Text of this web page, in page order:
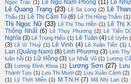
Ngọc Trác (1) Lê Ngũ Nam Phong (11) Lê
Lê Quang Trạng (23) Lê Sa Long (2) Lê
Thấu (1) Lê Thị Cẩm Tú (6) Lê Thị Hồng Thắm (1)
Thị Ngọc Nữ (33) Lê Thị Thu Hiền (1) Lê Thị
Thống Nhất (6) Lê Thụy Phương (2) Lê Tiến
Nghĩa (3) Lê Trung Hiếu (1) Lê Tuân (4) Lê Uyên
(3) Lê Vi Thuỷ (1) Lê Vinh (4) Lê Xuân Tiến (1)
Lan (Quảng Nam) (8) Linh Phương (3) Linh Thy
luân hồi (1) Lữ Hồng (3) Lư Nhất Vũ (1) Lương
(3) Lương Đình Khoa (1) Lương Sơn (27)
Thành Tựu (1) Lưu Thị Mười (2) Lưu Xuân Cảnh (2)
(1)
Lý Thời Miễn (1) M.T.N.H (7) Mã Nhị Lan (1)